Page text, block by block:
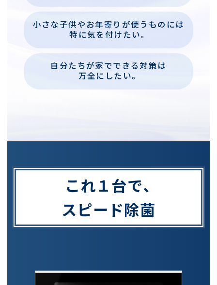
小さな子供やお年寄りが使うものには
特に気を付けたい。
自分たちが家でできる対策は
万全にしたい。
これ１台で、
スピード除菌